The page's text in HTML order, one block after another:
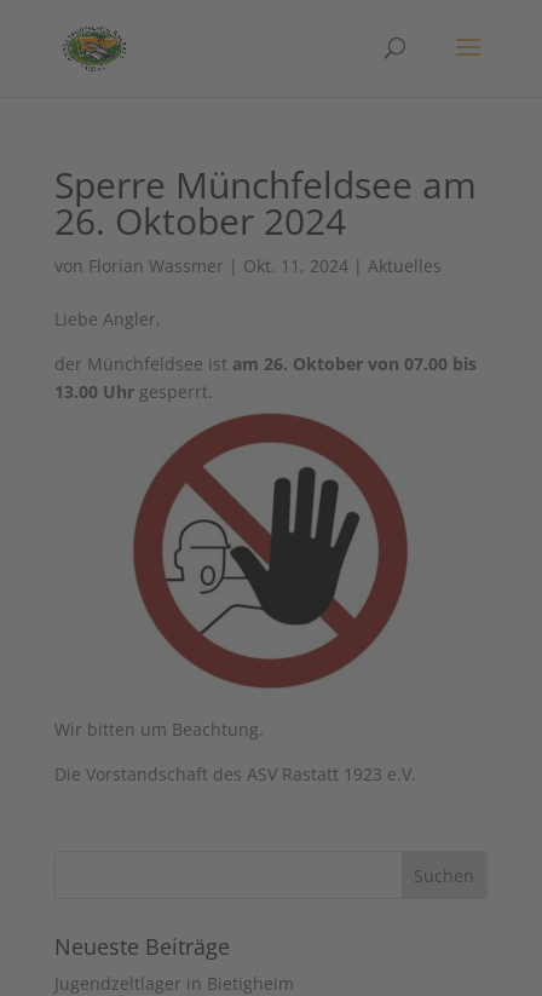
Sperre Münchfeldsee am
26. Oktober 2024
von Florian Wassmer | Okt. 11, 2024| Aktuelles
Liebe Angler,
der Münchfeldsee ist am 26. Oktober von 07.00 bis
13.00 Uhrgesperrt.
Wir bitten um Beachtung.
Die Vorstandschaft des ASV Rastatt 1923 e.V.
Neueste Beiträge
Jugendzeltlager in Bietigheim